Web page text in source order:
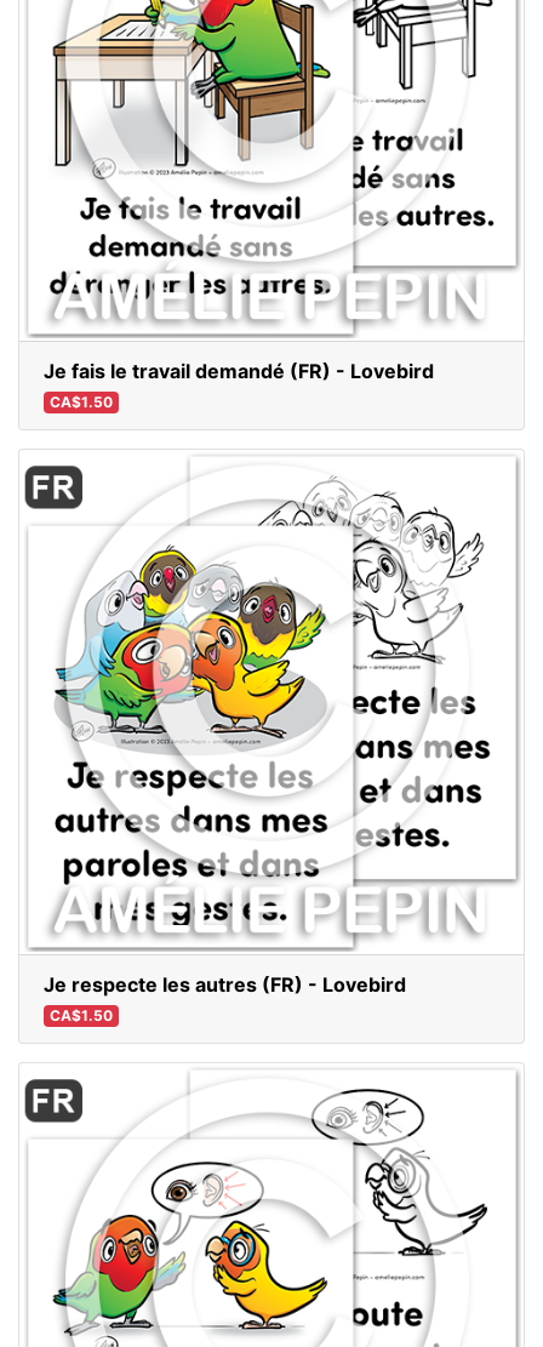
Je fais le travail demandé (FR) - Lovebird
CA$1.50
Je respecte les autres (FR) - Lovebird
CA$1.50